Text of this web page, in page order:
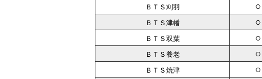
ＢＴＳ刈羽 ○
ＢＴＳ津幡 ○
ＢＴＳ双葉 ○
ＢＴＳ養老 ○
ＢＴＳ焼津 ○